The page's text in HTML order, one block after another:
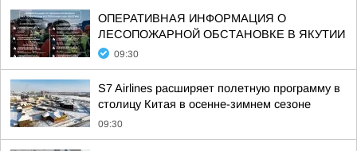
ОПЕРАТИВНАЯ ИНФОРМАЦИЯ О
ЛЕСОПОЖАРНОЙ ОБСТАНОВКЕ В ЯКУТИИ
09:30
S7 Airlines расширяет полетную программу в
столицу Китая в осенне-зимнем сезоне
09:30